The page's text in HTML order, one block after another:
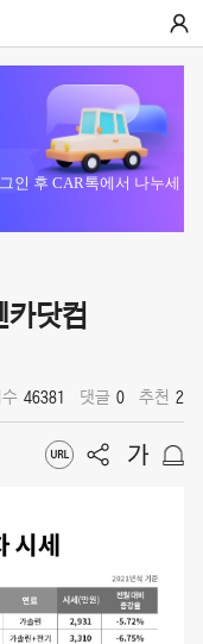
인 후 CAR톡에서 나누세
닷컴
46381 댓글 0 추천 2